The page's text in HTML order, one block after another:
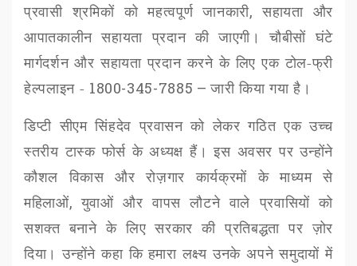
प्रवासी श्रमिकों को महत्वपूर्ण जानकारी,सहायता और
आपातकालीन सहायता प्रदान की जाएगी। चौबीसों घंटे
मार्गदर्शन और सहायता प्रदान करने के लिए एक टोल-फ्री
हेल्पलाइन - 1800-345-7885 –जारी किया गया है।
डिप्टी सीएम सिंहदेव प्रवासन को लेकर गठित एक उच्च
स्तरीय टास्क फोर्स के अध्यक्ष हैं। इस अवसर पर उन्होंने
कौशल विकास और रोज़गार कार्यक्रमों के माध्यम से
महिलाओं,युवाओं और वापस लौटने वाले प्रवासियों को
सशक्त बनाने के लिए सरकार की प्रतिबद्धता पर ज़ोर
दिया। उन्होंने कहा कि हमारा लक्ष्य उनके अपने समुदायों में